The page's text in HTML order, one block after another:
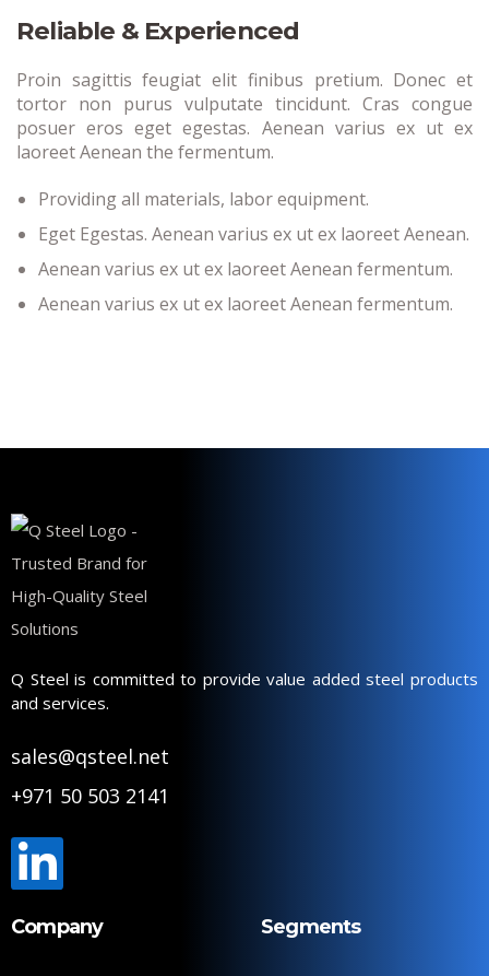
Reliable & Experienced
Proin sagittis feugiat elit finibus pretium. Donec et
tortor non purus vulputate tincidunt. Cras congue
posuer eros eget egestas. Aenean varius ex ut ex
laoreet Aenean the fermentum.
Providing all materials, labor equipment.
Eget Egestas. Aenean varius ex ut ex laoreet Aenean.
Aenean varius ex ut ex laoreet Aenean fermentum.
Aenean varius ex ut ex laoreet Aenean fermentum.
Q Steel is committed to provide value added steel products
and services.
sales@qsteel.net
+971 50 503 2141
Company Segments